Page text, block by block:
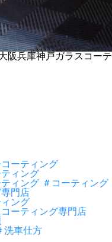
ーティング
ィング
ィング ＃コーティング
門店
ング
コーティング専門店
洗車仕方